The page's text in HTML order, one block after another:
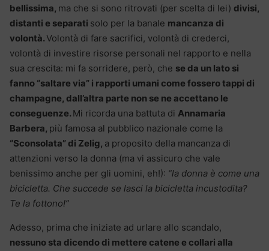
bellissima, ma che si sono ritrovati (per scelta di lei) divisi,
distanti e separati solo per la banale mancanza di
volontà.Volontà di fare sacrifici, volontà di crederci,
volontà di investire risorse personali nel rapporto e nella
sua crescita: mi fa sorridere, però, che se da un lato si
fanno “saltare via” i rapporti umani come fossero tappi di
champagne, dall’altra parte non se ne accettano le
conseguenze. Mi ricorda una battuta di Annamaria
Barbera, più famosa al pubblico nazionale come la
“Sconsolata” di Zelig, a proposito della mancanza di
attenzioni verso la donna (ma vi assicuro che vale
benissimo anche per gli uomini, eh!): “la donna è come una
bicicletta. Che succede se lasci la bicicletta incustodita?
Te la fottono!”
Adesso, prima che iniziate ad urlare allo scandalo,
nessuno sta dicendo di mettere catene e collari alla